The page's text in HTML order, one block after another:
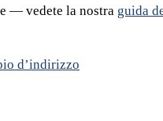
— vedete la nostra guida
d’indirizzo